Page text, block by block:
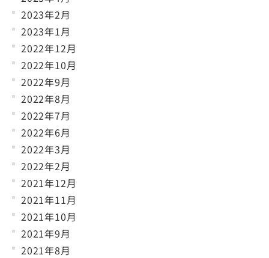
2023年2月
2023年1月
2022年12月
2022年10月
2022年9月
2022年8月
2022年7月
2022年6月
2022年3月
2022年2月
2021年12月
2021年11月
2021年10月
2021年9月
2021年8月